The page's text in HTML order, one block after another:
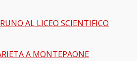
AL LICEO SCIENTIFICO
A MONTEPAONE